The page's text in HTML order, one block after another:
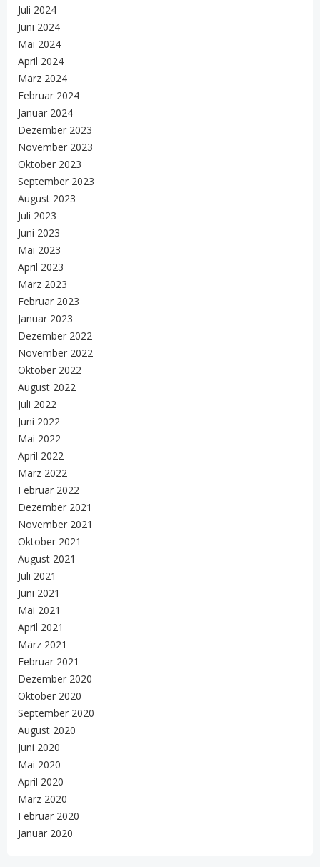
Juli 2024
Juni 2024
Mai 2024
April 2024
März 2024
Februar 2024
Januar 2024
Dezember 2023
November 2023
Oktober 2023
September 2023
August 2023
Juli 2023
Juni 2023
Mai 2023
April 2023
März 2023
Februar 2023
Januar 2023
Dezember 2022
November 2022
Oktober 2022
August 2022
Juli 2022
Juni 2022
Mai 2022
April 2022
März 2022
Februar 2022
Dezember 2021
November 2021
Oktober 2021
August 2021
Juli 2021
Juni 2021
Mai 2021
April 2021
März 2021
Februar 2021
Dezember 2020
Oktober 2020
September 2020
August 2020
Juni 2020
Mai 2020
April 2020
März 2020
Februar 2020
Januar 2020